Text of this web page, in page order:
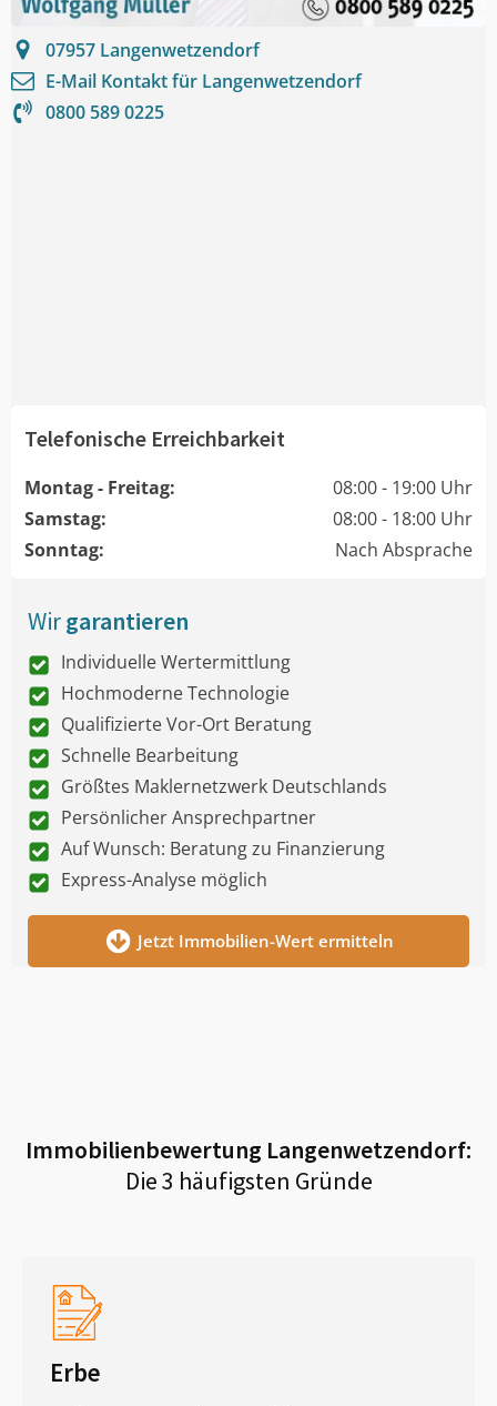
07957 Langenwetzendorf
E-Mail Kontakt für Langenwetzendorf
0800 589 0225
Telefonische Erreichbarkeit
Montag - Freitag:
08:00 - 19:00 Uhr
Samstag:
08:00 - 18:00 Uhr
Sonntag:
Nach Absprache
Wirgarantieren
Individuelle Wertermittlung
Hochmoderne Technologie
Qualifizierte Vor-Ort Beratung
Schnelle Bearbeitung
Größtes Maklernetzwerk Deutschlands
Persönlicher Ansprechpartner
Auf Wunsch: Beratung zu Finanzierung
Express-Analyse möglich
Jetzt Immobilien-Wert ermitteln
Immobilienbewertung Langenwetzendorf:
Die 3 häufigsten Gründe
Erbe